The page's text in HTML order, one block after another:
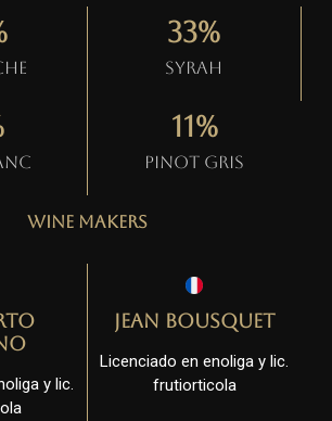
Syrah
33%
Pinot gris
11%
Wine Makers
y lic.
Jean Bousquet
Licenciado en enoliga y lic.
frutiorticola